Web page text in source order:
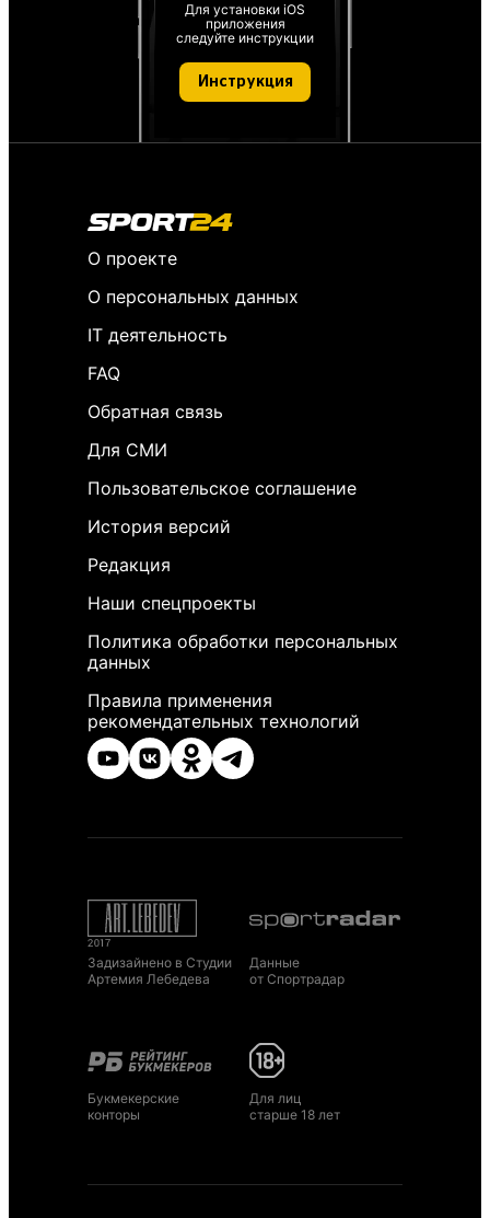
Для установки iOS
приложения
следуйте инструкции
Инструкция
О проекте
О персональных данных
IT деятельность
FAQ
Обратная связь
Для СМИ
Пользовательское соглашение
История версий
Редакция
Наши спецпроекты
Политика обработки персональных
данных
Правила применения
рекомендательных технологий
Задизайнено в Студии
Артемия Лебедева
Данные
от Спортрадар
Букмекерские
конторы
Для лиц
старше 18 лет